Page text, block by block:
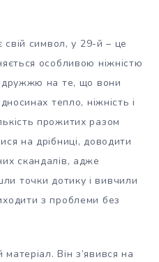
свій символ, у 29-й – це
особливою ніжністю
на те, що вони
тепло, ніжність і
прожитих разом
на дрібниці, доводити
скандалів, адже
точки дотику і вивчили
з проблеми без
Він з’явився на